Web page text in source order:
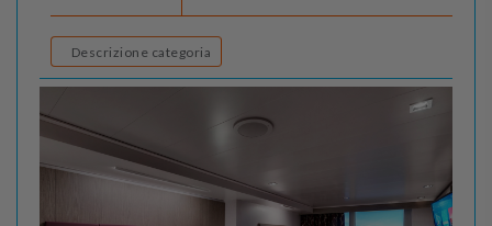
Descrizione categoria